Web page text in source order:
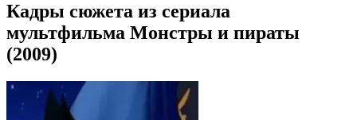
Кадры сюжета из сериала
мультфильма Монстры и пираты
(2009)